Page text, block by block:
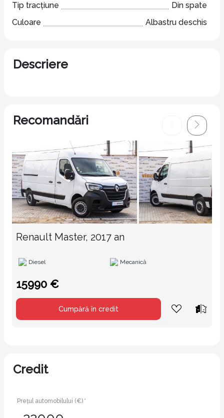
Tip tracțiune
Din spate
Culoare
Albastru deschis
Descriere
Recomandări
Renault Master, 2017 an
Diesel Mecanică
15990 €
Cumpără în credit
Credit
Prețul automobilului (€) *